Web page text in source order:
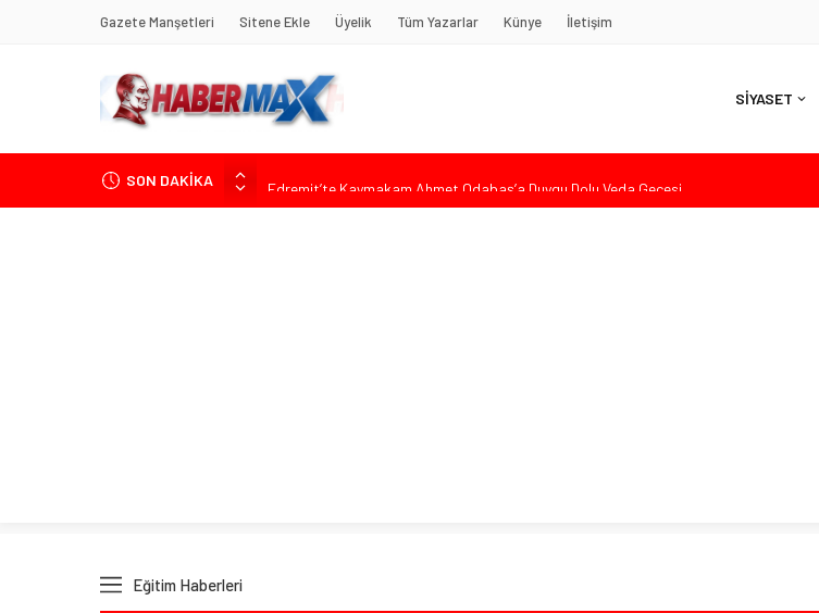
Gazete Manşetleri Sitene Ekle Üyelik Tüm Yazarlar Künye İletişim
SİYASET
SON DAKİKA
Edremit’te Kaymakam Ahmet Odabaş’a Duygu Dolu Veda Gecesi
Tarihçi Yusuf Halaçoğlu’ndan TBMM’ye Sunulan Yasa Teklifine Sert Eleştiri:
Eğitim Haberleri